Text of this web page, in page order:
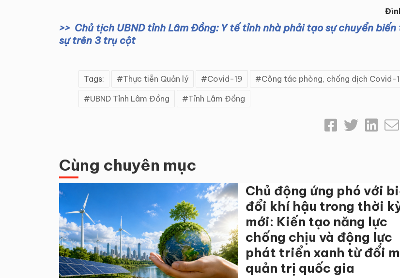
Chủ tịch UBND tỉnh Lâm Đồng: Y tế tỉnh nhà phải tạo sự chuyển
sự trên 3 trụ cột
Tags: Thực tiễn Quản lý Covid-19 Công tác phòng, chống dịch Covid-
UBND Tỉnh Lâm Đồng Tỉnh Lâm Đồng
Cùng chuyên mục
Chủ động ứng phó với
đổi khí hậu trong thời
mới: Kiến tạo năng lực
chống chịu và động lực
phát triển xanh từ đổi
quản trị quốc gia